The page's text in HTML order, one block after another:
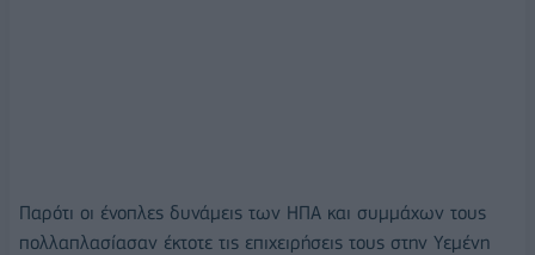
Παρότι οι ένοπλες δυνάμεις των ΗΠΑ και συμμάχων τους
πολλαπλασίασαν έκτοτε τις επιχειρήσεις τους στην Υεμένη